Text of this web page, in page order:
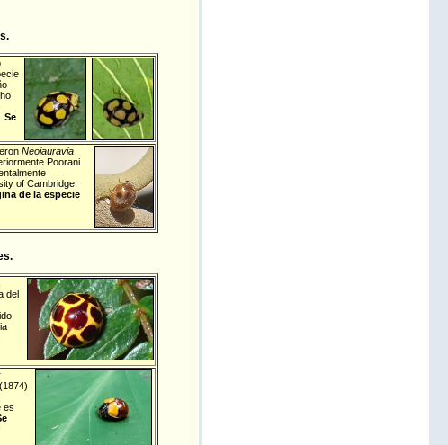
Se
Neojauravia
Poorani
of Cambridge,
de la especie
del
es